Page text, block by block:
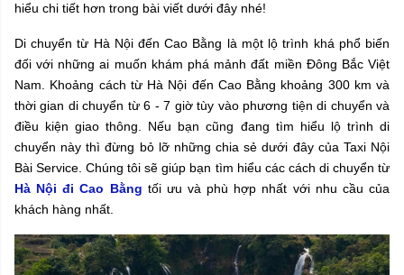
hiểu chi tiết hơn trong bài viết dưới đây nhé!
Di chuyển từ Hà Nội đến Cao Bằng là một lộ trình khá phổ biến
đối với những ai muốn khám phá mảnh đất miền Đông Bắc Việt
Nam. Khoảng cách từ Hà Nội đến Cao Bằng khoảng 300 km và
thời gian di chuyển từ 6 - 7 giờ tùy vào phương tiện di chuyển và
điều kiện giao thông. Nếu bạn cũng đang tìm hiểu lộ trình di
chuyển này thì đừng bỏ lỡ những chia sẻ dưới đây của Taxi Nội
Bài Service. Chúng tôi sẽ giúp bạn tìm hiểu các cách di chuyển từ
Hà Nội đi Cao Bằng tối ưu và phù hợp nhất với nhu cầu của
khách hàng nhất.